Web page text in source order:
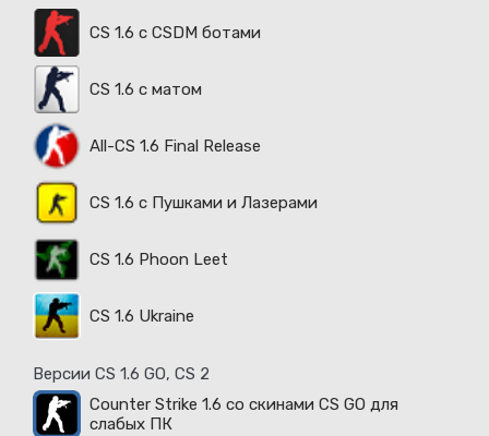
CS 1.6 с CSDM ботами
CS 1.6 с матом
All-CS 1.6 Final Release
CS 1.6 с Пушками и Лазерами
CS 1.6 Phoon Leet
CS 1.6 Ukraine
Версии CS 1.6 GO, CS 2
Counter Strike 1.6 со скинами CS GO для
слабых ПК